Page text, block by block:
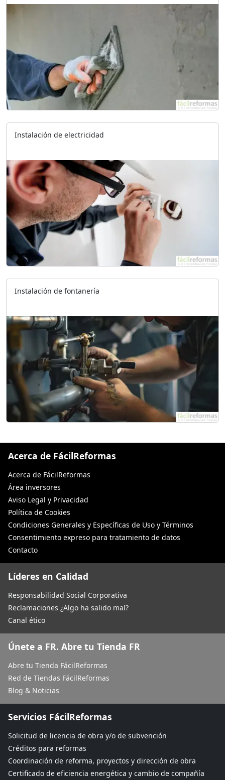
Instalación de electricidad
Instalación de fontanería
Acerca de FácilReformas
Acerca de FácilReformas
Área inversores
Aviso Legal y Privacidad
Política de Cookies
Condiciones Generales y Específicas de Uso y Términos
Consentimiento expreso para tratamiento de datos
Contacto
Líderes en Calidad
Responsabilidad Social Corporativa
Reclamaciones ¿Algo ha salido mal?
Canal ético
Únete a FR. Abre tu Tienda FR
Abre tu Tienda FácilReformas
Red de Tiendas FácilReformas
Blog & Noticias
Servicios FácilReformas
Solicitud de licencia de obra y/o de subvención
Créditos para reformas
Coordinación de reforma, proyectos y dirección de obra
Certificado de eficiencia energética y cambio de compañía